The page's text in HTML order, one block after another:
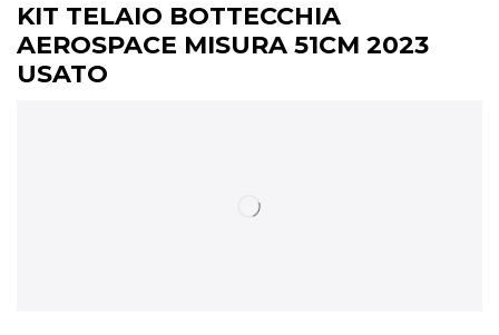
KIT TELAIO BOTTECCHIA
AEROSPACE MISURA 51CM 2023
USATO